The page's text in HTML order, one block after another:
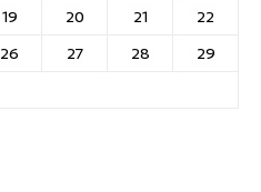
19 20 21
22
26 27 28
29